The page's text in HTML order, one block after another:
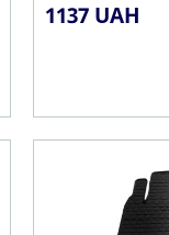
1137 UAH